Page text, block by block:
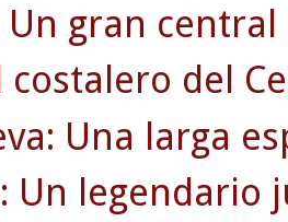
Un gran
costalero del
Una larga
Un legendario